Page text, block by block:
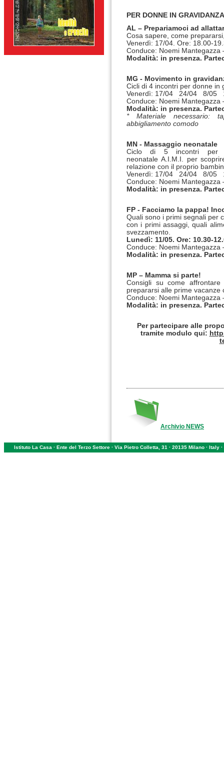
PER DONNE IN
AL – Prepariamoci ad
Cosa sapere, come
Venerdì: 17/04. Ore: 18.00-
Conduce: Noemi Mantegazza
Modalità: in presenza.
MG - Movimento in
Cicli di 4 incontri per donne
Venerdì: 17/04 24/04 8/05
Conduce: Noemi Mantegazza
Modalità: in presenza.
* Materiale necessario:
abbigliamento comodo
MN - Massaggio neonatale
Ciclo di 5 incontri per
neonatale A.I.M.I. per
relazione con il proprio
Venerdì: 17/04 24/04 8/05
Conduce: Noemi Mantegazza
Modalità: in presenza.
FP - Facciamo la pappa!
Quali sono i primi segnali per
con i primi assaggi, quali
svezzamento.
Lunedì: 11/05. Ore: 10.30-
Conduce: Noemi Mantegazza
Modalità: in presenza.
MP – Mamma si parte!
Consigli su come
prepararsi alle prime
Conduce: Noemi Mantegazza
Modalità: in presenza.
Per partecipare alle
tramite modulo qui:
Archivio NEWS
Istituto La Casa · Ente del Terzo Settore · Via Pietro Colletta, 31 · 20135 Milano · Italy